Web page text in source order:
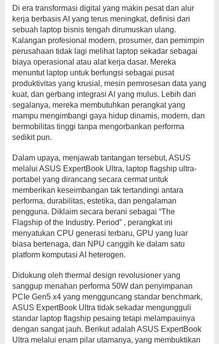
Di era transformasi digital yang makin pesat dan alur
kerja berbasis AI yang terus meningkat, definisi dari
sebuah laptop bisnis tengah dirumuskan ulang.
Kalangan profesional modern, prosumer, dan pemimpin
perusahaan tidak lagi melihat laptop sekadar sebagai
biaya operasional atau alat kerja dasar. Mereka
menuntut laptop untuk berfungsi sebagai pusat
produktivitas yang krusial, mesin pemrosesan data yang
kuat, dan gerbang integrasi AI yang mulus. Lebih dari
segalanya, mereka membutuhkan perangkat yang
mampu mengimbangi gaya hidup dinamis, modern, dan
bermobilitas tinggi tanpa mengorbankan performa
sedikit pun.
Dalam upaya, menjawab tantangan tersebut, ASUS
melalui ASUS ExpertBook Ultra, laptop flagship ultra-
portabel yang dirancang secara cermat untuk
memberikan keseimbangan tak tertandingi antara
performa, durabilitas, estetika, dan pengalaman
pengguna. Diklaim secara berani sebagai “The
Flagship of the Industry. Period” , perangkat ini
menyatukan CPU generasi terbaru, GPU yang luar
biasa bertenaga, dan NPU canggih ke dalam satu
platform komputasi AI heterogen.
Didukung oleh thermal design revolusioner yang
sanggup menahan performa 50W dan penyimpanan
PCIe Gen5 x4 yang mengguncang standar benchmark,
ASUS ExpertBook Ultra tidak sekadar mengungguli
standar laptop flagship pesaing tetapi melampauinya
dengan sangat jauh. Berikut adalah ASUS ExpertBook
Ultra melalui enam pilar utamanya, yang membuktikan